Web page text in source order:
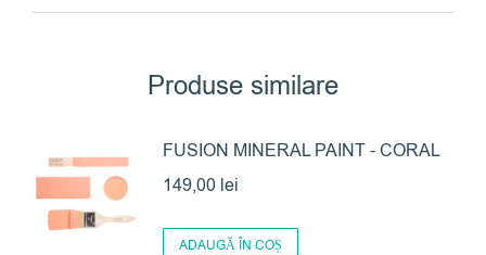
Produse similare
FUSION MINERAL PAINT - CORAL
149,00 lei
ADAUGĂ ÎN COȘ